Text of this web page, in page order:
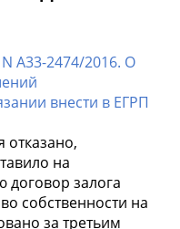
А33-2474/2016. О
внести в ЕГРП
отказано,
на
договор залога
собственности на
за третьим